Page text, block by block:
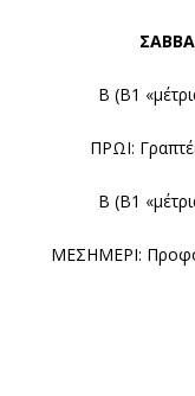
Β (Β1
ΠΡΩΙ:
Β (Β1
ΜΕΣΗΜΕΡΙ: